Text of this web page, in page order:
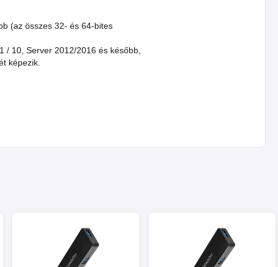
(az összes 32- és 64-bites
/ 10, Server 2012/2016 és később,
képezik.